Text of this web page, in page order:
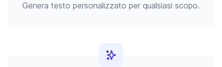
Genera testo personalizzato per qualsiasi scopo.